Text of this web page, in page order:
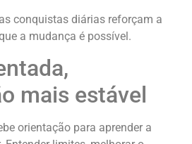
conquistas diárias reforçam a
a mudança é possível.
mais estável
orientação para aprender a